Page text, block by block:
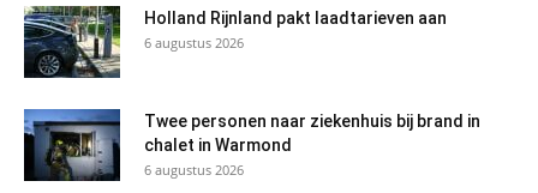
Holland Rijnland pakt laadtarieven aan
6 augustus 2026
Twee personen naar ziekenhuis bij brand in
chalet in Warmond
6 augustus 2026